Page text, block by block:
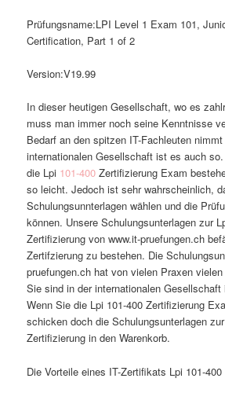
Prüfungsname:LPI Level 1 Exam 101,
Certification, Part 1 of 2
Version:V19.99
In dieser heutigen Gesellschaft, wo es
muss man immer noch seine Kenntnisse
Bedarf an den spitzen IT-Fachleuten
internationalen Gesellschaft ist es auch
die Lpi 101-400 Zertifizierung Exam
so leicht. Jedoch ist sehr wahrscheinlich,
Schulungsunnterlagen wählen und die
können. Unsere Schulungsunterlagen zur
Zertifizierung von www.it-pruefungen.ch
Zertifzierung zu bestehen. Die
pruefungen.ch hat von vielen Praxen
Sie sind in der internationalen Gesellschaft
Wenn Sie die Lpi 101-400 Zertifizierung
schicken doch die Schulungsunterlagen
Zertifizierung in den Warenkorb.
Die Vorteile eines IT-Zertifikats Lpi 101-